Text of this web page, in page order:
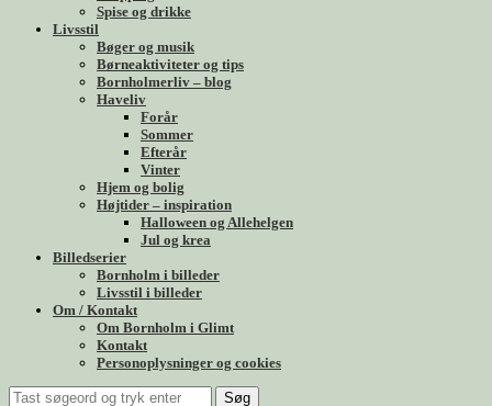
Spise og drikke
Livsstil
Bøger og musik
Børneaktiviteter og tips
Bornholmerliv – blog
Haveliv
Forår
Sommer
Efterår
Vinter
Hjem og bolig
Højtider – inspiration
Halloween og Allehelgen
Jul og krea
Billedserier
Bornholm i billeder
Livsstil i billeder
Om / Kontakt
Om Bornholm i Glimt
Kontakt
Personoplysninger og cookies
Søg